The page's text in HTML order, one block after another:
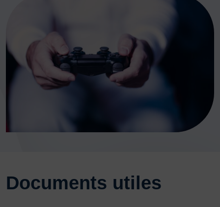
Documents utiles